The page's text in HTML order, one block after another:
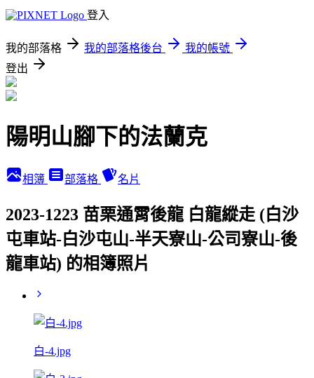
登入
我的部落格 我的部落格後台
我的帳號
登出
陽明山腳下的法蘭克
相簿 部落格 名片
2023-1223 苗栗通霄後龍 白龍縱走 (白沙
屯車站-白沙屯山-半天寮山-公司寮山-後
龍車站) 的相簿照片
白-4.jpg